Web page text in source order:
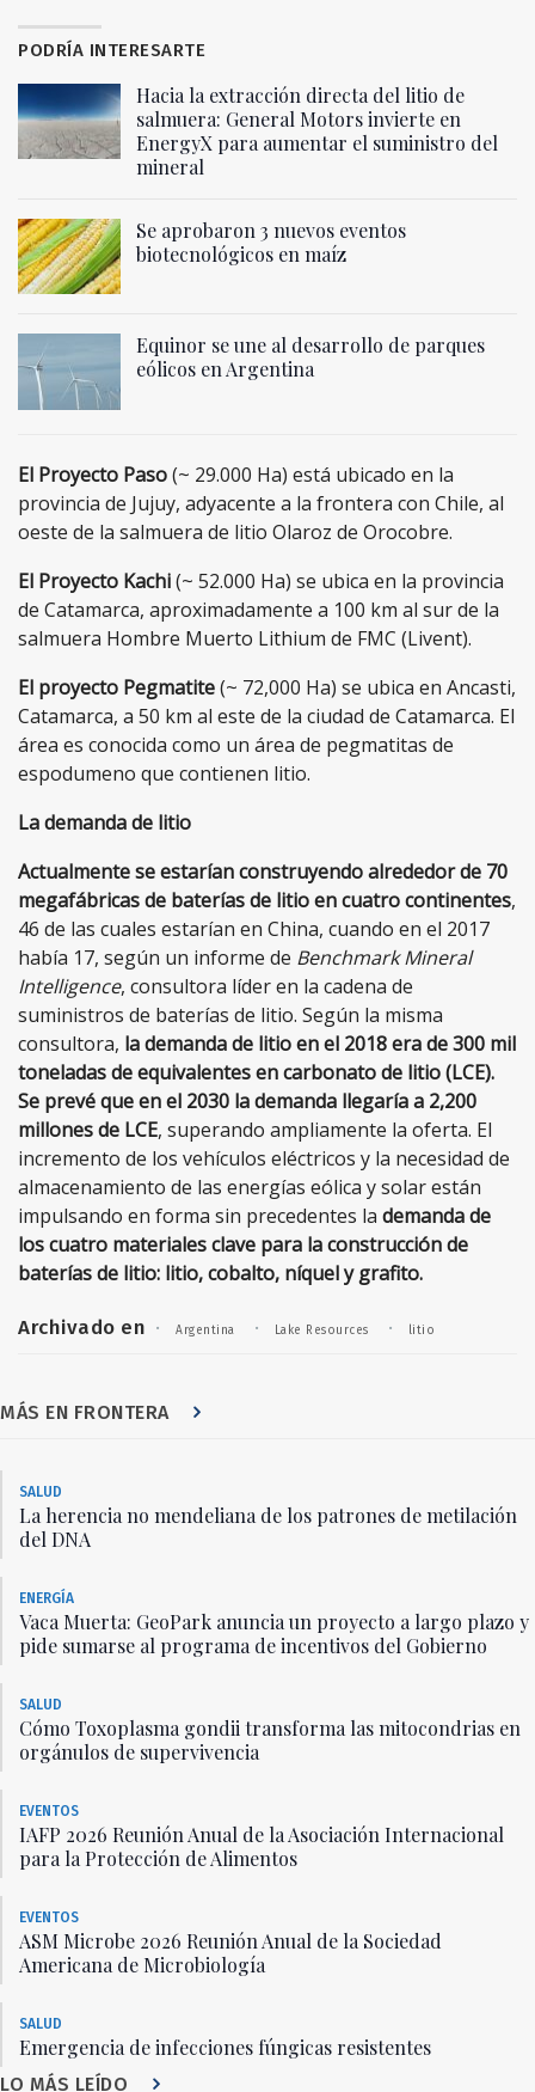
PODRÍA INTERESARTE
Hacia la extracción directa del litio de
salmuera: General Motors invierte en
EnergyX para aumentar el suministro del
mineral
Se aprobaron 3 nuevos eventos
biotecnológicos en maíz
Equinor se une al desarrollo de parques
eólicos en Argentina
El Proyecto Paso(~ 29.000 Ha) está ubicado en la
provincia de Jujuy, adyacente a la frontera con Chile, al
oeste de la salmuera de litio Olaroz de Orocobre.
El Proyecto Kachi(~ 52.000 Ha) se ubica en la provincia
de Catamarca, aproximadamente a 100 km al sur de la
salmuera Hombre Muerto Lithium de FMC (Livent).
El proyecto Pegmatite(~ 72,000 Ha) se ubica en Ancasti,
Catamarca, a 50 km al este de la ciudad de Catamarca. El
área es conocida como un área de pegmatitas de
espodumeno que contienen litio.
La demanda de litio
Actualmente se estarían construyendo alrededor de 70
megafábricas de baterías de litio en cuatro continentes,
46 de las cuales estarían en China, cuando en el 2017
había 17, según un informe de Benchmark Mineral
Intelligence, consultora líder en la cadena de
suministros de baterías de litio. Según la misma
consultora, la demanda de litio en el 2018 era de 300 mil
toneladas de equivalentes en carbonato de litio (LCE).
Se prevé que en el 2030 la demanda llegaría a 2,200
millones de LCE, superando ampliamente la oferta. El
incremento de los vehículos eléctricos y la necesidad de
almacenamiento de las energías eólica y solar están
impulsando en forma sin precedentes la demanda de
los cuatro materiales clave para la construcción de
baterías de litio: litio, cobalto, níquel y grafito.
Archivado en · Argentina · Lake Resources · litio
MÁS EN FRONTERA
SALUD
La herencia no mendeliana de los patrones de metilación
del DNA
ENERGÍA
Vaca Muerta: GeoPark anuncia un proyecto a largo plazo y
pide sumarse al programa de incentivos del Gobierno
SALUD
Cómo Toxoplasma gondii transforma las mitocondrias en
orgánulos de supervivencia
EVENTOS
IAFP 2026 Reunión Anual de la Asociación Internacional
para la Protección de Alimentos
EVENTOS
ASM Microbe 2026 Reunión Anual de la Sociedad
Americana de Microbiología
SALUD
Emergencia de infecciones fúngicas resistentes
LO MÁS LEÍDO